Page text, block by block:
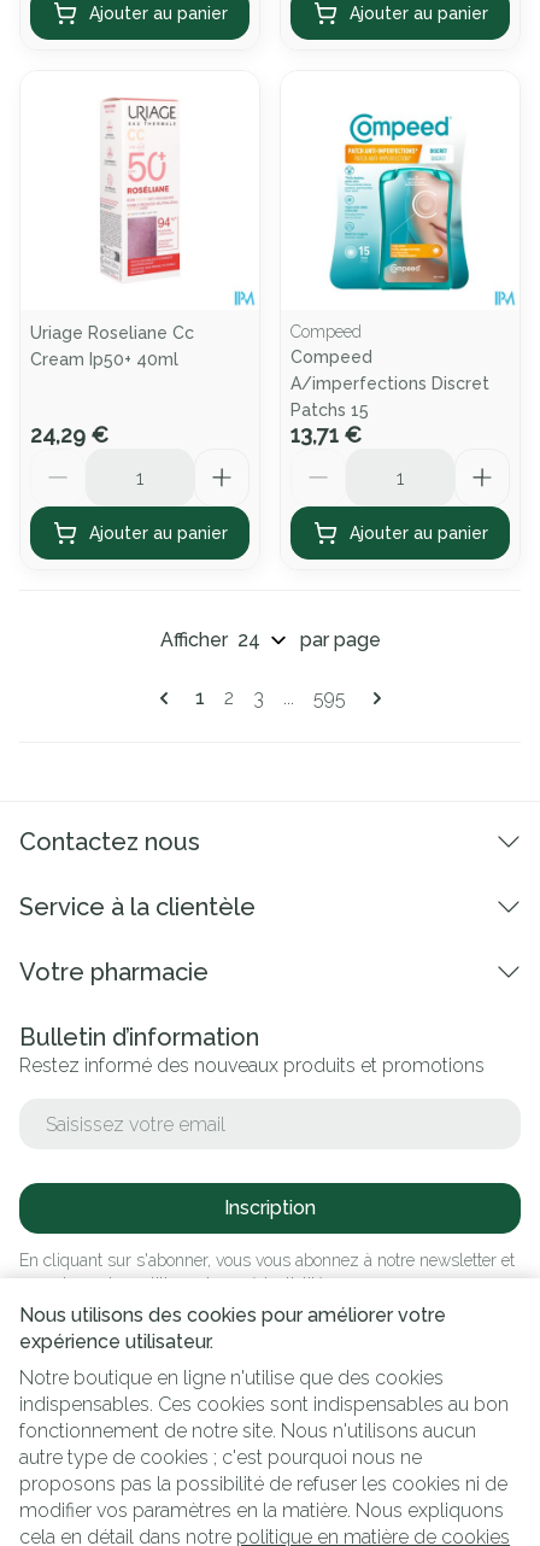
Nous utilisons des cookies pour améliorer votre
expérience utilisateur.
Notre boutique en ligne n'utilise que des cookies
indispensables. Ces cookies sont indispensables au bon
fonctionnement de notre site. Nous n'utilisons aucun
autre type de cookies ; c'est pourquoi nous ne
proposons pas la possibilité de refuser les cookies ni de
modifier vos paramètres en la matière. Nous expliquons
cela en détail dans notre politique en matière de cookies
Ajouter au panier Ajouter au panier
Uriage Roseliane Cc
Cream Ip50+ 40ml
24,29 €
Ajouter au panier
Compeed
Compeed
A/imperfections Discret
Patchs 15
13,71 €
Ajouter au panier
Vous lisez actuellement la page
1 Page
2 Page
3 ... Page
595
Afficher par page
Contactez nous
Service à la clientèle
Votre pharmacie
Bulletin d’information
Restez informé des nouveaux produits et promotions
Inscription
En cliquant sur s'abonner, vous vous abonnez à notre newsletter et
acceptez notrepolitique de confidentialité.
Liens légaux